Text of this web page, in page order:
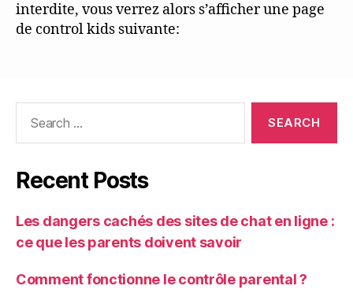
interdite, vous verrez alors s’afficher une page
de control kids suivante:
Recent Posts
Les dangers cachés des sites de chat en ligne :
ce que les parents doivent savoir
Comment fonctionne le contrôle parental ?